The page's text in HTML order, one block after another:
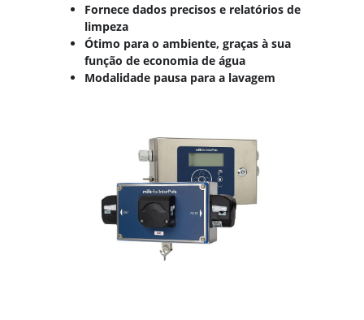
Fornece dados precisos e relatórios de
limpeza
Ótimo para o ambiente, graças à sua
função de economia de água
Modalidade pausa para a lavagem